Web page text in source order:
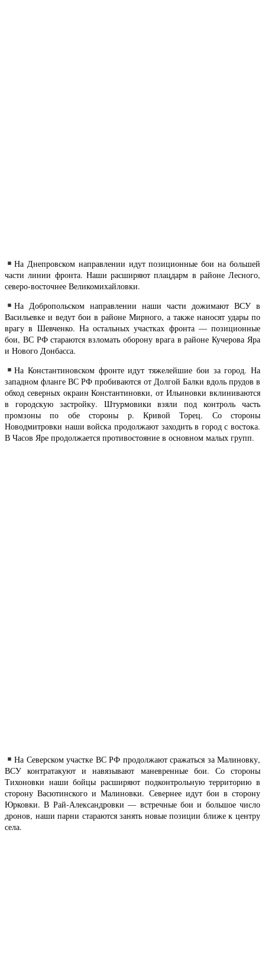
На Днепровском направлении идут позиционные бои на большей
части линии фронта. Наши расширяют плацдарм в районе Лесного,
северо-восточнее Великомихайловки.
На Добропольском направлении наши части дожимают ВСУ в
Васильевке и ведут бои в районе Мирного, а также наносят удары по
врагу в Шевченко. На остальных участках фронта — позиционные
бои, ВС РФ стараются взломать оборону врага в районе Кучерова Яра
и Нового Донбасса.
На Константиновском фронте идут тяжелейшие бои за город. На
западном фланге ВС РФ пробиваются от Долгой Балки вдоль прудов в
обход северных окраин Константиновки, от Ильиновки вклиниваются
в городскую застройку. Штурмовики взяли под контроль часть
промзоны по обе стороны р. Кривой Торец. Со стороны
Новодмитровки наши войска продолжают заходить в город с востока.
В Часов Яре продолжается противостояние в основном малых групп.
На Северском участке ВС РФ продолжают сражаться за Малиновку,
ВСУ контратакуют и навязывают маневренные бои. Со стороны
Тихоновки наши бойцы расширяют подконтрольную территорию в
сторону Васютинского и Малиновки. Севернее идут бои в сторону
Юрковки. В Рай-Александровки — встречные бои и большое число
дронов, наши парни стараются занять новые позиции ближе к центру
села.